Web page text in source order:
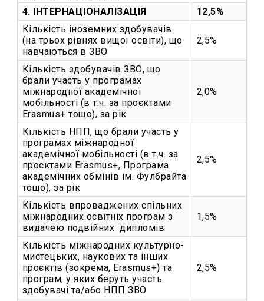
4. ІНТЕРНАЦІОНАЛІЗАЦІЯ
12,5%
Кількість іноземних здобувачів
(на трьох рівнях вищої освіти), що
навчаються в ЗВО
2,5%
Кількість здобувачів ЗВО, що
брали участь у програмах
міжнародної академічної
мобільності (в т.ч. за проєктами
Erasmus+ тощо), за рік
2,0%
Кількість НПП, що брали участь у
програмах міжнародної
академічної мобільності (в т.ч. за
проєктами Erasmus+, Програма
академічних обмінів ім. Фулбрайта
тощо), за рік
2,5%
Кількість впроваджених спільних
міжнародних освітніх програм з
видачею подвійних дипломів
1,5%
Кількість міжнародних культурно-
мистецьких, наукових та інших
проєктів (зокрема, Erasmus+) та
програм, у яких беруть участь
здобувачі та/або НПП ЗВО
2,5%